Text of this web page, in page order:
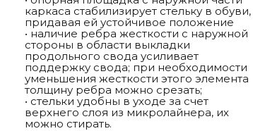
каркаса стабилизирует стельку в обуви,
придавая ей устойчивое положение
• наличие ребра жесткости с наружной
стороны в области выкладки
продольного свода усиливает
поддержку свода; при необходимости
уменьшения жесткости этого элемента
толщину ребра можно срезать;
• стельки удобны в уходе за счет
верхнего слоя из микролайнера, их
можно стирать.